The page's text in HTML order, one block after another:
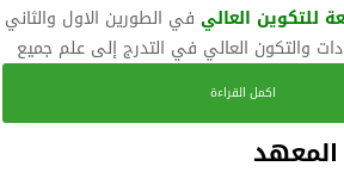
للتكوين العالي في الطورين الاول والثاني
والتكون العالي في التدرج إلى علم جميع
اكمل القراءة